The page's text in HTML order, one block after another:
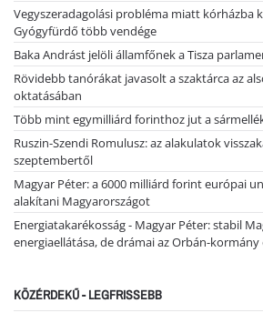
Vegyszeradagolási probléma miatt kórházba
Gyógyfürdő több vendége
Baka Andrást jelöli államfőnek a Tisza
Rövidebb tanórákat javasolt a szaktárca az
oktatásában
Több mint egymilliárd forinthoz jut a
Ruszin-Szendi Romulusz: az alakulatok
szeptembertől
Magyar Péter: a 6000 milliárd forint európai
alakítani Magyarországot
Energiatakarékosság - Magyar Péter: stabil
energiaellátása, de drámai az Orbán-kormány
KÖZÉRDEKŰ - LEGFRISSEBB